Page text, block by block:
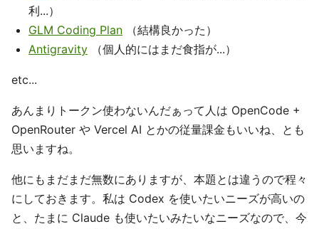
利...）
GLM Coding Plan （結構良かった）
Antigravity （個人的にはまだ食指が...）
etc...
あんまりトークン使わないんだぁって人は OpenCode +
OpenRouter や Vercel AI とかの従量課金もいいね、とも
思いますね。
他にもまだまだ無数にありますが、本題とは違うので程々
にしておきます。私は Codex を使いたいニーズが高いの
と、たまに Claude も使いたいみたいなニーズなので、今